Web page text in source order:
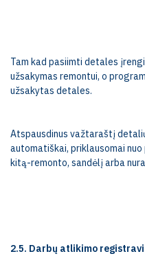
Tam kad pasiimti detales
užsakymas remontui, o
užsakytas detales.
Atspausdinus važtaraštį
automatiškai, priklausomai
kitą-remonto, sandėlį arba
2.5. Darbų atlikimo